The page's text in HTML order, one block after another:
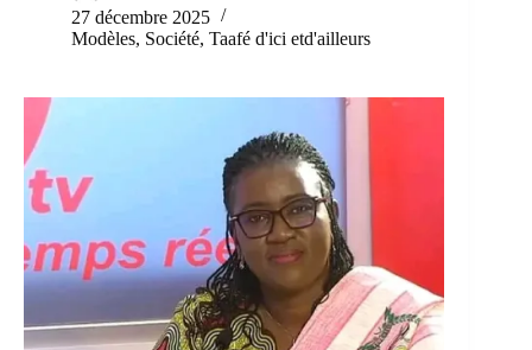
27 décembre 2025
Modèles, Société, Taafé d'ici etd'ailleurs